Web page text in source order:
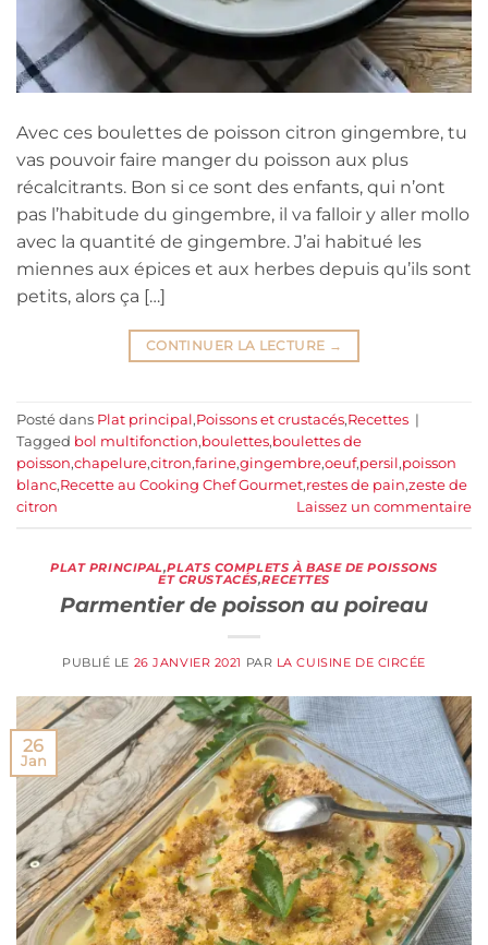
Avec ces boulettes de poisson citron gingembre, tu
vas pouvoir faire manger du poisson aux plus
récalcitrants. Bon si ce sont des enfants, qui n’ont
pas l’habitude du gingembre, il va falloir y aller mollo
avec la quantité de gingembre. J’ai habitué les
miennes aux épices et aux herbes depuis qu’ils sont
petits, alors ça […]
CONTINUER LA LECTURE →
Posté dans Plat principal ,Poissons et crustacés,Recettes |
Tagged bol multifonction,boulettes,boulettes de
poisson,chapelure,citron,farine,gingembre,oeuf,persil ,poisson
blanc,Recette au Cooking Chef Gourmet,restes de pain,zeste de
citron
Laissez un commentaire
PLAT PRINCIPAL,PLATS COMPLETS À BASE DE POISSONS
ET CRUSTACÉS,RECETTES
Parmentier de poisson au poireau
PUBLIÉ LE 26 JANVIER 2021 PAR LA CUISINE DE CIRCÉE
26
Jan